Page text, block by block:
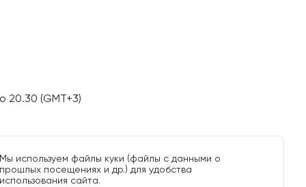
20.30 (GMT+3)
Мы используем файлы куки (файлы с данными о
прошлых посещениях и др.) для удобства
использования сайта.